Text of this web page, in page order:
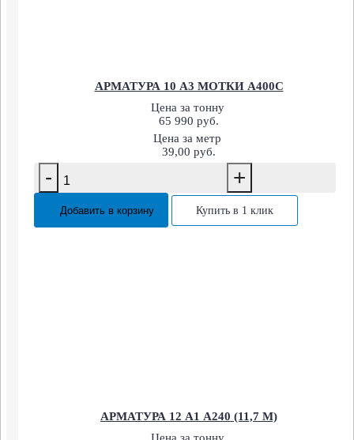
АРМАТУРА 10 А3 МОТКИ А400С
Цена за тонну
65 990 руб.
Цена за метр
39,00 руб.
- +
Добавить в корзину Купить в 1 клик
АРМАТУРА 12 А1 А240 (11,7 М)